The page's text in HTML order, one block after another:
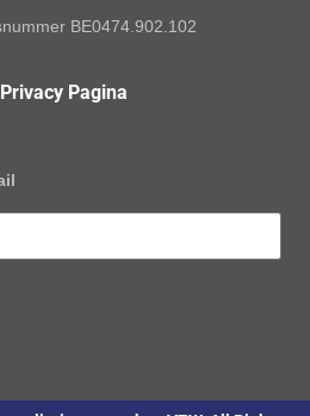
BE0474.902.102
Pagina